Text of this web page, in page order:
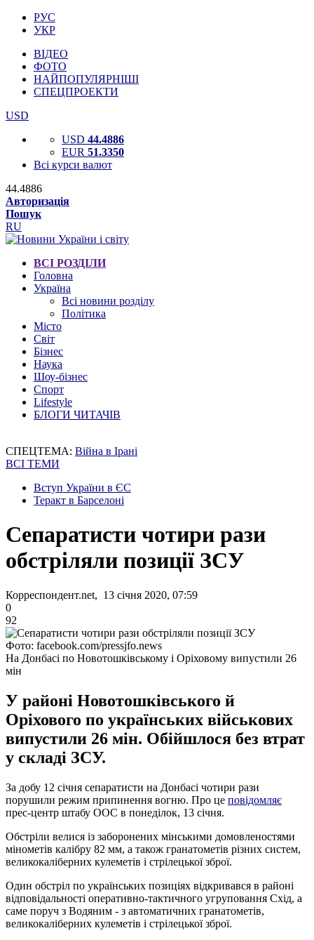
РУС
УКР
ВІДЕО
ФОТО
НАЙПОПУЛЯРНІШІ
СПЕЦПРОЕКТИ
USD
USD 44.4886
EUR 51.3350
Всі курси валют
44.4886
Авторизація
Пошук
RU
ВСІ РОЗДІЛИ
Головна
Україна
Всі новини розділу
Політика
Місто
Світ
Бізнес
Наука
Шоу-бізнес
Спорт
Lifestyle
БЛОГИ ЧИТАЧІВ
СПЕЦТЕМА: Війна в Ірані
ВСІ ТЕМИ
Вступ України в ЄС
Теракт в Барселоні
Сепаратисти чотири рази
обстріляли позиції ЗСУ
Корреспондент.net, 13 січня 2020, 07:59
0
92
Фото: facebook.com/pressjfo.news
На Донбасі по Новотошківському і Оріховому випустили 26
мін
У районі Новотошківського й
Оріхового по українських військових
випустили 26 мін. Обійшлося без втрат
у складі ЗСУ.
За добу 12 січня сепаратисти на Донбасі чотири рази
порушили режим припинення вогню. Про це повідомляє
прес-центр штабу ООС в понеділок, 13 січня.
Обстріли велися із заборонених мінськими домовленостями
мінометів калібру 82 мм, а також гранатометів різних систем,
великокаліберних кулеметів і стрілецької зброї.
Один обстріл по українських позиціях відкривався в районі
відповідальності оперативно-тактичного угруповання Схід, а
саме поруч з Водяним - з автоматичних гранатометів,
великокаліберних кулеметів і стрілецької зброї.